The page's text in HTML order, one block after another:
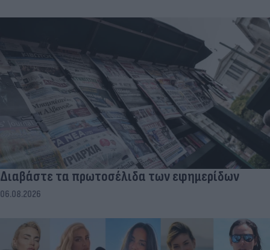
Διαβάστε τα πρωτοσέλιδα των εφημερίδων
06.08.2026